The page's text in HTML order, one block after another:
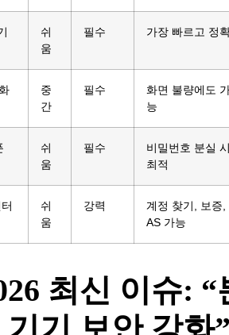
쉬
움
필수 가장 빠르고 정
중
간
필수
화면 불량에도
능
쉬
움
필수
비밀번호 분실
최적
쉬
움
강력
계정 찾기, 보증,
AS 가능
최신 이슈: “